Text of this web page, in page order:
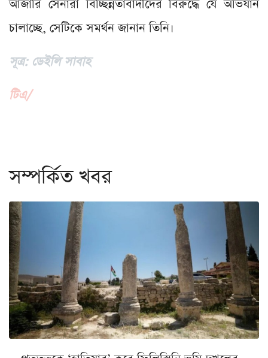
আজারি সেনারা বিচ্ছিন্নতাবাদীদের বিরুদ্ধে যে অভিযান
চালাচ্ছে, সেটিকে সমর্থন জানান তিনি।
সূত্র: ডেইলি সাবাহ
টিএ/
সম্পর্কিত খবর